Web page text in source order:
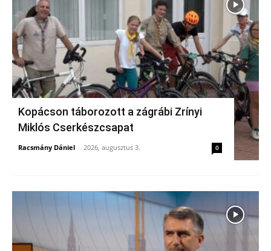
Kopácson táborozott a zágrábi Zrínyi
Miklós Cserkészcsapat
Racsmány Dániel - 2026, augusztus 3. 0